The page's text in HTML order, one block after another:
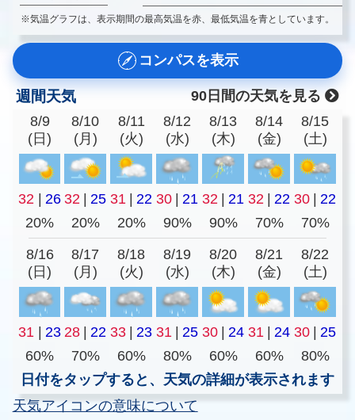
※気温グラフは、表示期間の最高気温を赤、最低気温を青としています。
コンパスを表示
週間天気
90日間の天気を見る
8/9
(日)
8/10
(月)
8/11
(火)
8/12
(水)
8/13
(木)
8/14
(金)
8/15
(土)
32 | 26 32 | 25 31 | 22 30 | 21 32 | 21 32 | 22 30 | 22
20%
20% 20% 90% 90% 70% 70%
8/16
(日)
8/17
(月)
8/18
(火)
8/19
(水)
8/20
(木)
8/21
(金)
8/22
(土)
31 | 23 28 | 22 33 | 23 31 | 25 30 | 24 31 | 24 30 | 25
60%
70% 60% 80% 60% 60%
80%
日付をタップすると、天気の詳細が表示されます
天気アイコンの意味について